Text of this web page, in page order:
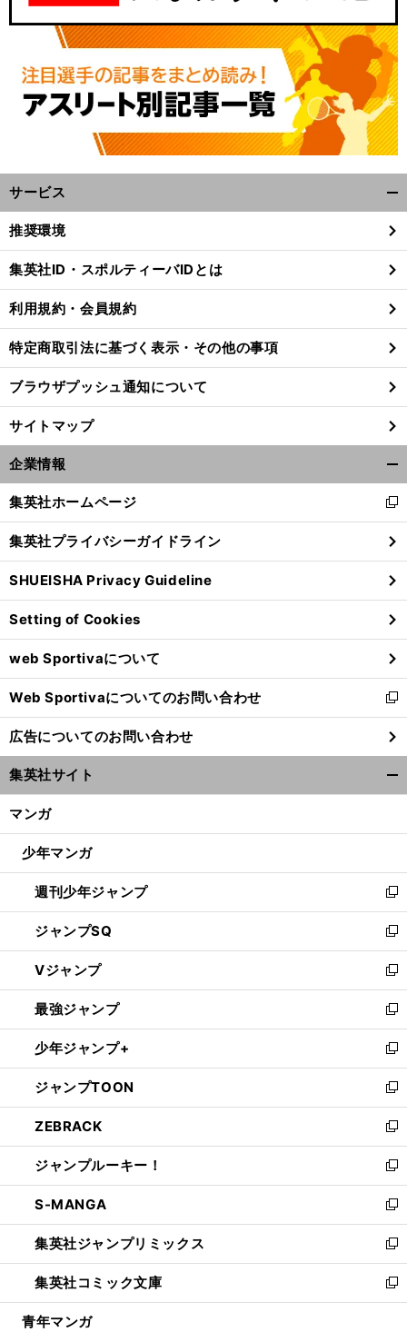
サービス
閉
る
推奨環境
集英社ID・スポルティーバIDとは
利用規約・会員規約
特定商取引法に基づく表示・その他の事項
ブラウザプッシュ通知について
サイトマップ
企業情報
閉
る
集英社ホームページ
新
し
い
ウ
ィ
ン
ド
ウ
で
開
く
集英社プライバシーガイドライン
SHUEISHA Privacy Guideline
Setting of Cookies
web Sportivaについて
Web Sportivaについてのお問い合わせ
新
し
い
ウ
ィ
ン
ウ
開
く
広告についてのお問い合わせ
集英社サイト
マンガ
少年マンガ
週刊少年ジャンプ
新
し
い
ウ
ィ
ン
ド
ウ
で
開
く
ジャンプSQ
新
し
い
ウ
ィ
ン
ド
ウ
で
開
く
Vジャンプ
新
し
い
ウ
ィ
ン
ド
ウ
で
開
く
最強ジャンプ
新
し
い
ウ
ィ
ン
ド
ウ
で
開
く
少年ジャンプ+
新
し
い
ウ
ィ
ン
ド
ウ
で
開
く
ジャンプTOON
新
し
い
ウ
ィ
ン
ド
ウ
で
開
く
ZEBRACK
新
し
い
ウ
ィ
ン
ド
ウ
で
開
ジャンプルーキー！
新
し
い
ウ
ィ
ン
ド
ウ
S-MANGA
新
し
い
ウ
ィ
ン
集英社ジャンプリミックス
新
し
い
ウ
集英社コミック文庫
新
し
青年マンガ